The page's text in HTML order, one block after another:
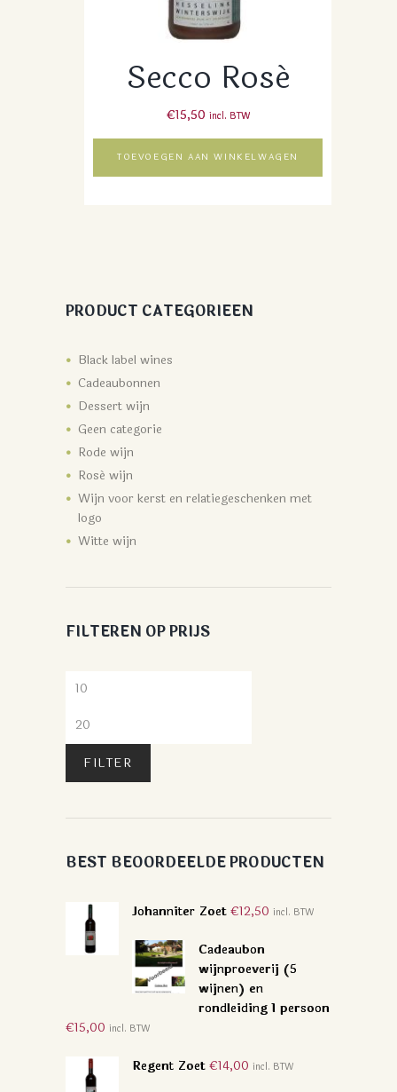
Secco Rosé
€15,50 incl. BTW
TOEVOEGEN AAN WINKELWAGEN
PRODUCT CATEGORIEEN
Black label wines
Cadeaubonnen
Dessert wijn
Geen categorie
Rode wijn
Rosé wijn
Wijn voor kerst en relatiegeschenken met
logo
Witte wijn
FILTEREN OP PRIJS
FILTER
BEST BEOORDEELDE PRODUCTEN
Johanniter Zoet €12,50 incl. BTW
Cadeaubon
wijnproeverij (5
wijnen) en
rondleiding 1 persoon
€15,00 incl. BTW
Regent Zoet €14,00 incl. BTW